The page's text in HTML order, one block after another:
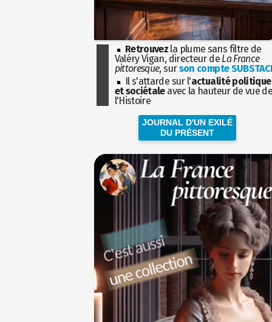
Retrouvez la plume sans filtre de
Valéry Vigan, directeur de La France
pittoresque, surson compte
Il s'attarde sur l'actualité politique
et sociétaleavec la hauteur de vue
l'Histoire
JOURNAL D'UN EXILÉ
DU PRÉSENT